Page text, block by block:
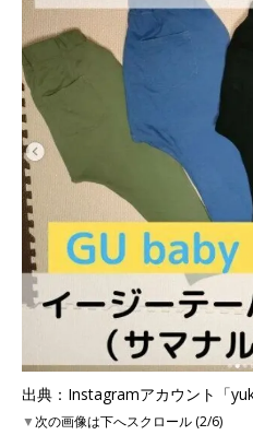
出典：Instagramアカウント「
▼次の画像は下へスクロール (2/6)